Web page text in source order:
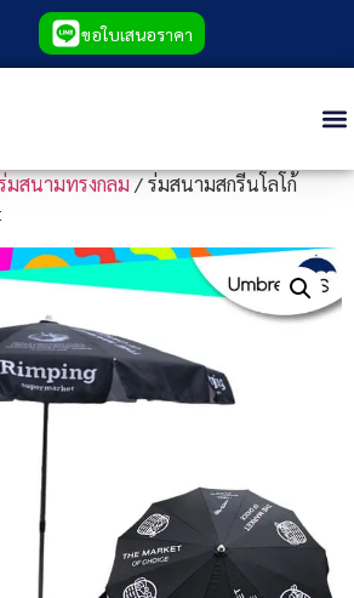
ขอใบเสนอราคา
มสนามทรงกลม/ ร่มสนามสกรีนโลโก้